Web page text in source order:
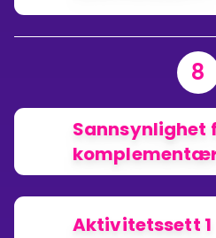
8
Sannsynlighet
Aktivitetssett 1